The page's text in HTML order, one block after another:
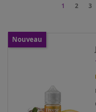
1 2 3
Nouveau